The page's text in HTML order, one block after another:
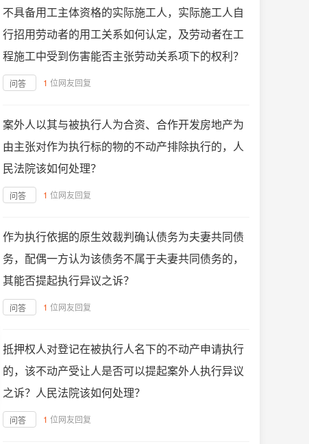
不具备用工主体资格的实际施工人，实际施工人自
行招用劳动者的用工关系如何认定，及劳动者在工
程施工中受到伤害能否主张劳动关系项下的权利？
问答 1 位网友回复
案外人以其与被执行人为合资、合作开发房地产为
由主张对作为执行标的物的不动产排除执行的，人
民法院该如何处理？
问答 1 位网友回复
作为执行依据的原生效裁判确认债务为夫妻共同债
务，配偶一方认为该债务不属于夫妻共同债务的，
其能否提起执行异议之诉？
问答 1 位网友回复
抵押权人对登记在被执行人名下的不动产申请执行
的，该不动产受让人是否可以提起案外人执行异议
之诉？人民法院该如何处理？
问答 1 位网友回复